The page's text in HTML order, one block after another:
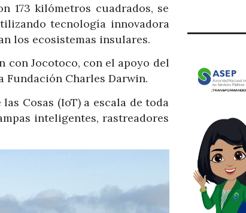
173 kilómetros cuadrados, se
tecnología innovadora
los ecosistemas insulares.
con Jocotoco, con el apoyo del
Fundación Charles Darwin.
Cosas (IoT) a escala de toda
inteligentes, rastreadores